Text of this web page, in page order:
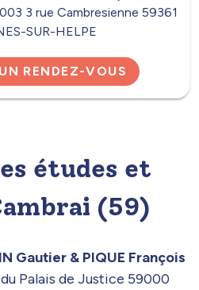
3 rue Cambresienne 59361
SUR-HELPE
RENDEZ-VOUS
études et
(59)
Gautier & PIQUE François
Palais de Justice 59000